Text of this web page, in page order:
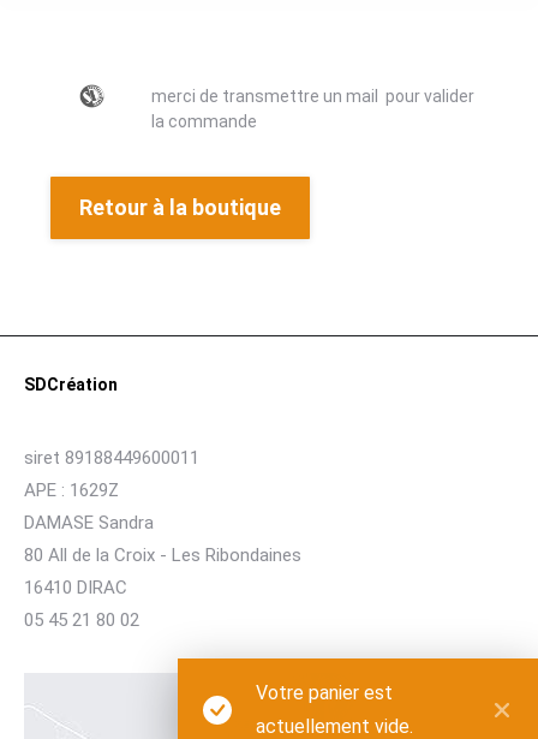
merci de transmettre un mail pour valider
la commande
Votre panier est
actuellement vide.
Retour à la boutique
SDCréation
siret 89188449600011
APE : 1629Z
DAMASE Sandra
80 All de la Croix - Les Ribondaines
16410 DIRAC
05 45 21 80 02